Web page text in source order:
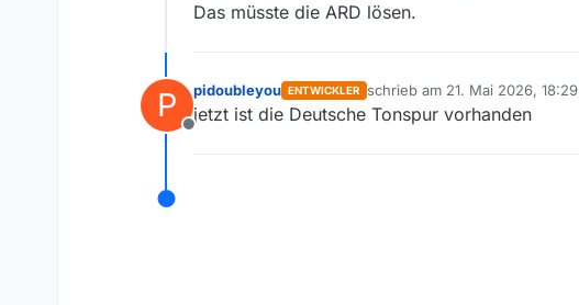
Das müsste die ARD lösen.
P
Offline
pidoubleyou ENTWICKLER schrieb am 21. Mai 2026, 18:29
zuletzt editiert von
jetzt ist die Deutsche Tonspur vorhanden